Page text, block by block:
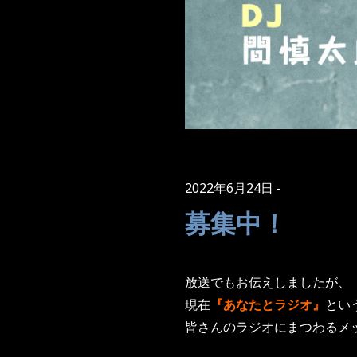
2022年6月24日
募集中！
放送でもお伝えしましたが、
現在 『あなたとラジオ』 とい
皆さんのラジオにまつわる